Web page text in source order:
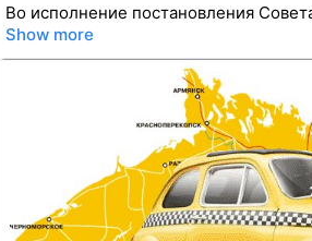
Во исполнение постановления
Show more